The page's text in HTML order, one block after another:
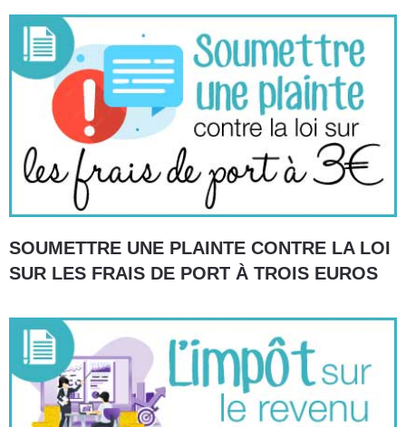
SOUMETTRE UNE PLAINTE CONTRE LA LOI
SUR LES FRAIS DE PORT À TROIS EUROS